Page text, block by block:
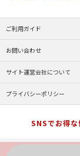
ご利用ガイド
お問い合わせ
サイト運営会社について
プライバシーポリシー
SNSでお得な